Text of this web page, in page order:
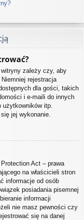
zależy czy, aby
rejestracja
dla gości, takich
i e-maili do innych
użytkowników itp.
jej wykonanie.
Act – prawa
na właścicieli stron
informacje od osób
posiadania pisemnej
informacji
nie masz pewności czy
się na danej